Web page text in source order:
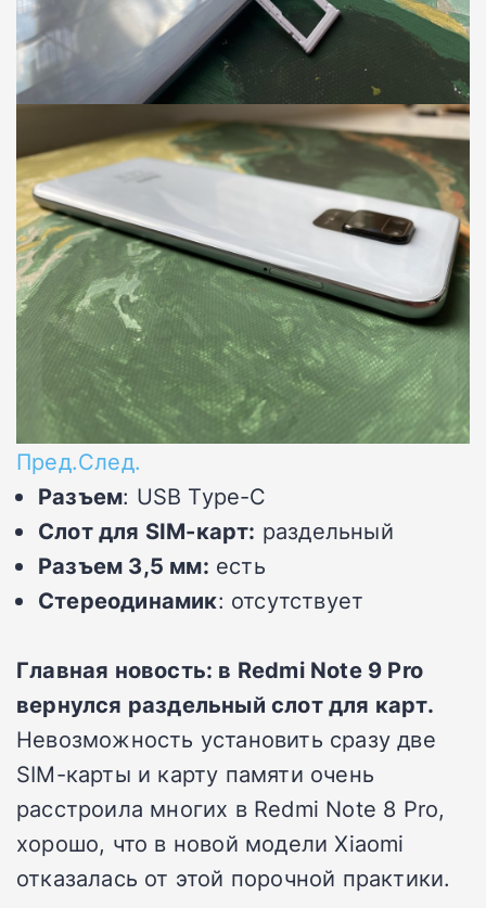
Пред.След.
Разъем: USB Type-С
Слот для SIM-карт: раздельный
Разъем 3,5 мм: есть
Стереодинамик: отсутствует
Главная новость: в Redmi Note 9 Pro
вернулся раздельный слот для карт.
Невозможность установить сразу две
SIM-карты и карту памяти очень
расстроила многих в Redmi Note 8 Pro,
хорошо, что в новой модели Xiaomi
отказалась от этой порочной практики.